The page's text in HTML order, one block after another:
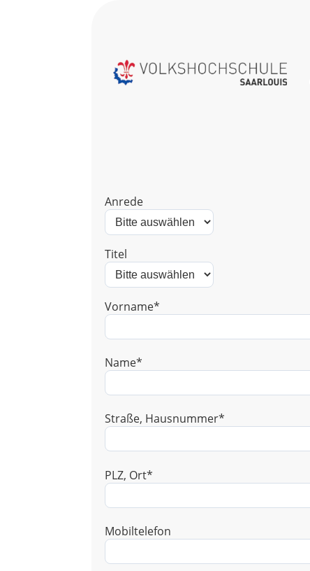
Anrede
Titel
Vorname*
Name*
Straße, Hausnummer*
PLZ, Ort*
Mobiltelefon